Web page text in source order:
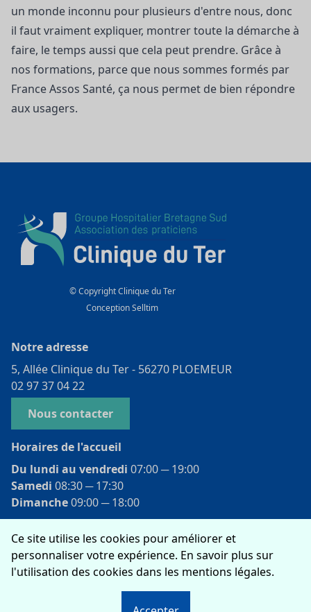
un monde inconnu pour plusieurs d'entre nous, donc
il faut vraiment expliquer, montrer toute la démarche à
faire, le temps aussi que cela peut prendre. Grâce à
nos formations, parce que nous sommes formés par
France Assos Santé, ça nous permet de bien répondre
aux usagers.
© Copyright Clinique du Ter
ConceptionSelltim
Notre adresse
5, Allée Clinique du Ter - 56270 PLOEMEUR
02 97 37 04 22
Nous contacter
Horaires de l'accueil
Du lundi au vendredi 07:00 ­─ 19:00
Samedi 08:30 ­─ 17:30
Dimanche09:00 ­─ 18:00
Rejoignez-nous
Ce site utilise les cookies pour améliorer et
personnaliser votre expérience. En savoir plus sur
l'utilisation des cookies dans les mentions légales.